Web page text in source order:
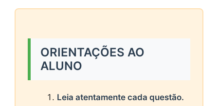
ORIENTAÇÕES AO
ALUNO
Leia atentamente cada questão.